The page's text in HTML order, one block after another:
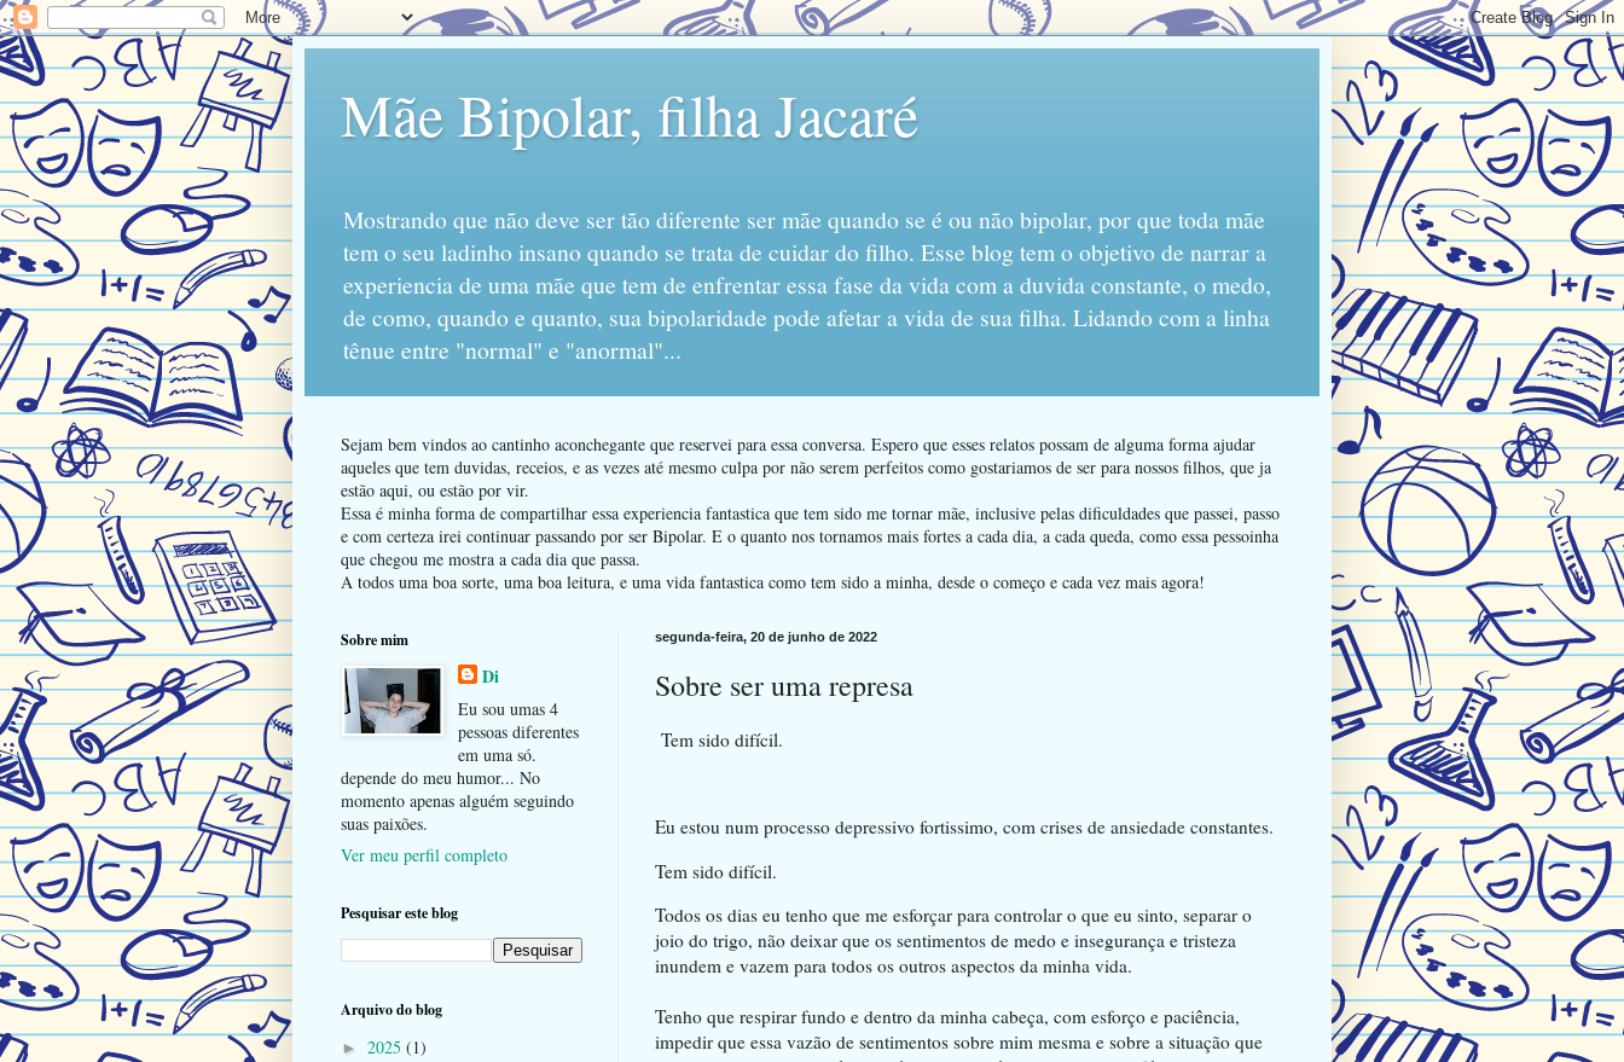
Mãe Bipolar, filha Jacaré
Mostrando que não deve ser tão diferente ser mãe quando se é ou não bipolar, por que toda mãe
tem o seu ladinho insano quando se trata de cuidar do filho. Esse blog tem o objetivo de narrar a
experiencia de uma mãe que tem de enfrentar essa fase da vida com a duvida constante, o medo,
de como, quando e quanto, sua bipolaridade pode afetar a vida de sua filha. Lidando com a linha
tênue entre "normal" e "anormal"...
Sejam bem vindos ao cantinho aconchegante que reservei para essa conversa. Espero que esses relatos possam de alguma forma ajudar
aqueles que tem duvidas, receios, e as vezes até mesmo culpa por não serem perfeitos como gostariamos de ser para nossos filhos, que ja
estão aqui, ou estão por vir.
Essa é minha forma de compartilhar essa experiencia fantastica que tem sido me tornar mãe, inclusive pelas dificuldades que passei, passo
e com certeza irei continuar passando por ser Bipolar. E o quanto nos tornamos mais fortes a cada dia, a cada queda, como essa pessoinha
que chegou me mostra a cada dia que passa.
A todos uma boa sorte, uma boa leitura, e uma vida fantastica como tem sido a minha, desde o começo e cada vez mais agora!
segunda-feira, 20 de junho de 2022
Sobre ser uma represa
Tem sido difícil.
Eu estou num processo depressivo fortissimo, com crises de ansiedade constantes.
Tem sido difícil.
Todos os dias eu tenho que me esforçar para controlar o que eu sinto, separar o
joio do trigo, não deixar que os sentimentos de medo e insegurança e tristeza
inundem e vazem para todos os outros aspectos da minha vida.
Tenho que respirar fundo e dentro da minha cabeça, com esforço e paciência,
impedir que essa vazão de sentimentos sobre mim mesma e sobre a situação que
Sobre mim
Di
Eu sou umas 4
pessoas diferentes
em uma só.
depende do meu humor... No
momento apenas alguém seguindo
suas paixões.
Ver meu perfil completo
Pesquisar este blog
Arquivo do blog
► 2025 (1)